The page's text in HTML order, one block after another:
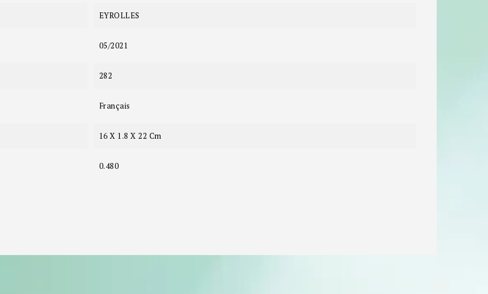
EYROLLES
05/2021
282
Français
16 X 1.8 X 22 Cm
0.480